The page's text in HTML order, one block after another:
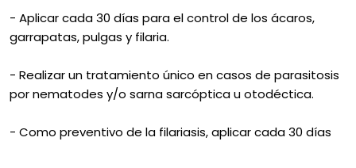
- Aplicar cada 30 días para el control de los ácaros,
garrapatas, pulgas y filaria.
- Realizar un tratamiento único en casos de parasitosis
por nematodes y/o sarna sarcóptica u otodéctica.
- Como preventivo de la filariasis, aplicar cada 30 días